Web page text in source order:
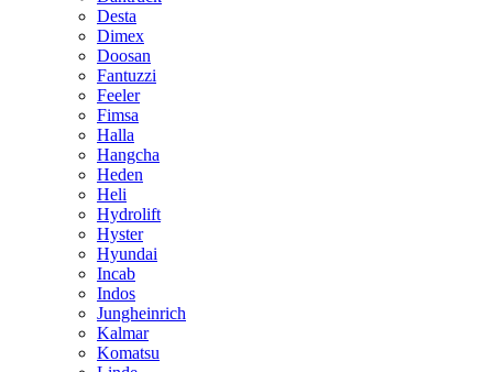
Desta
Dimex
Doosan
Fantuzzi
Feeler
Fimsa
Halla
Hangcha
Heden
Heli
Hydrolift
Hyster
Hyundai
Incab
Indos
Jungheinrich
Kalmar
Komatsu